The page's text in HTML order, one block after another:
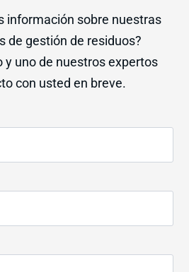
información sobre nuestras
de gestión de residuos?
y uno de nuestros expertos
con usted en breve.